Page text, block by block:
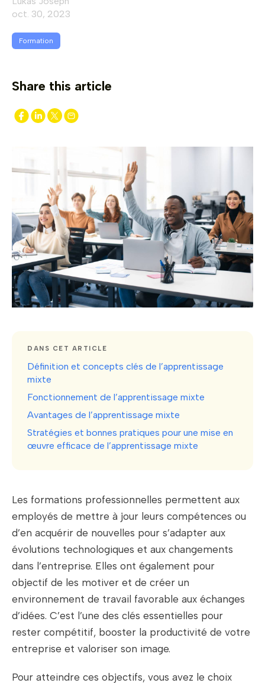
oct. 30, 2023
Formation
Share this article
DANS CET ARTICLE
Définition et concepts clés de l’apprentissage
mixte
Fonctionnement de l’apprentissage mixte
Avantages de l’apprentissage mixte
Stratégies et bonnes pratiques pour une mise en
œuvre efficace de l’apprentissage mixte
Les formations professionnelles permettent aux
employés de mettre à jour leurs compétences ou
d’en acquérir de nouvelles pour s’adapter aux
évolutions technologiques et aux changements
dans l’entreprise. Elles ont également pour
objectif de les motiver et de créer un
environnement de travail favorable aux échanges
d’idées. C’est l’une des clés essentielles pour
rester compétitif, booster la productivité de votre
entreprise et valoriser son image.
Pour atteindre ces objectifs, vous avez le choix